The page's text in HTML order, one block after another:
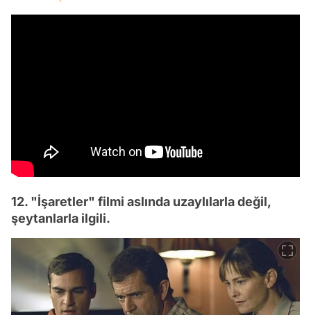
12. "İşaretler" filmi aslında uzaylılarla değil,
şeytanlarla ilgili.